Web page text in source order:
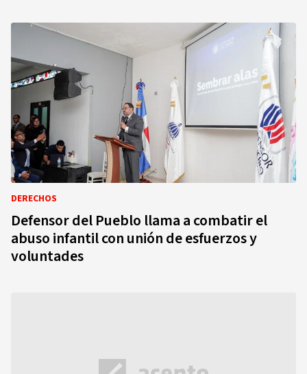
DERECHOS
Defensor del Pueblo llama a combatir el
abuso infantil con unión de esfuerzos y
voluntades